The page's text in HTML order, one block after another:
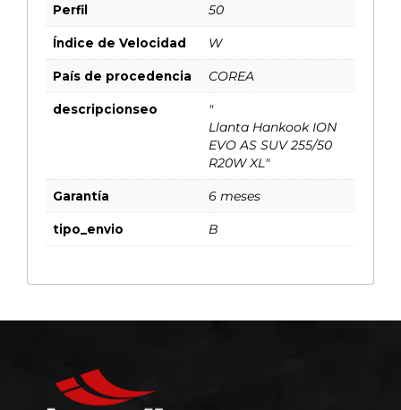
Perfil 50
Índice de Velocidad W
País de procedencia COREA
descripcionseo
"
Llanta Hankook ION
EVO AS SUV 255/50
R20W XL"
Garantía 6 meses
tipo_envio B